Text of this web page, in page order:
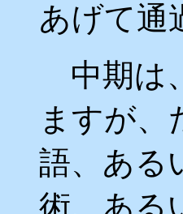
あげて通
中期は
ますが、
語、ある
術、ある